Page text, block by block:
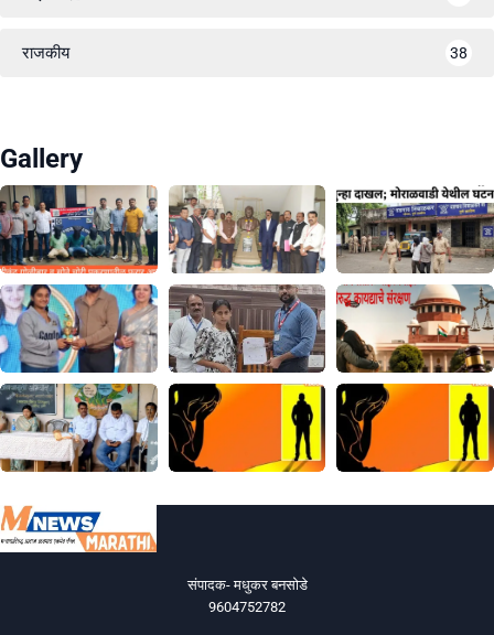
राजकीय 38
Gallery
संपादक- मधुकर बनसोडे
9604752782